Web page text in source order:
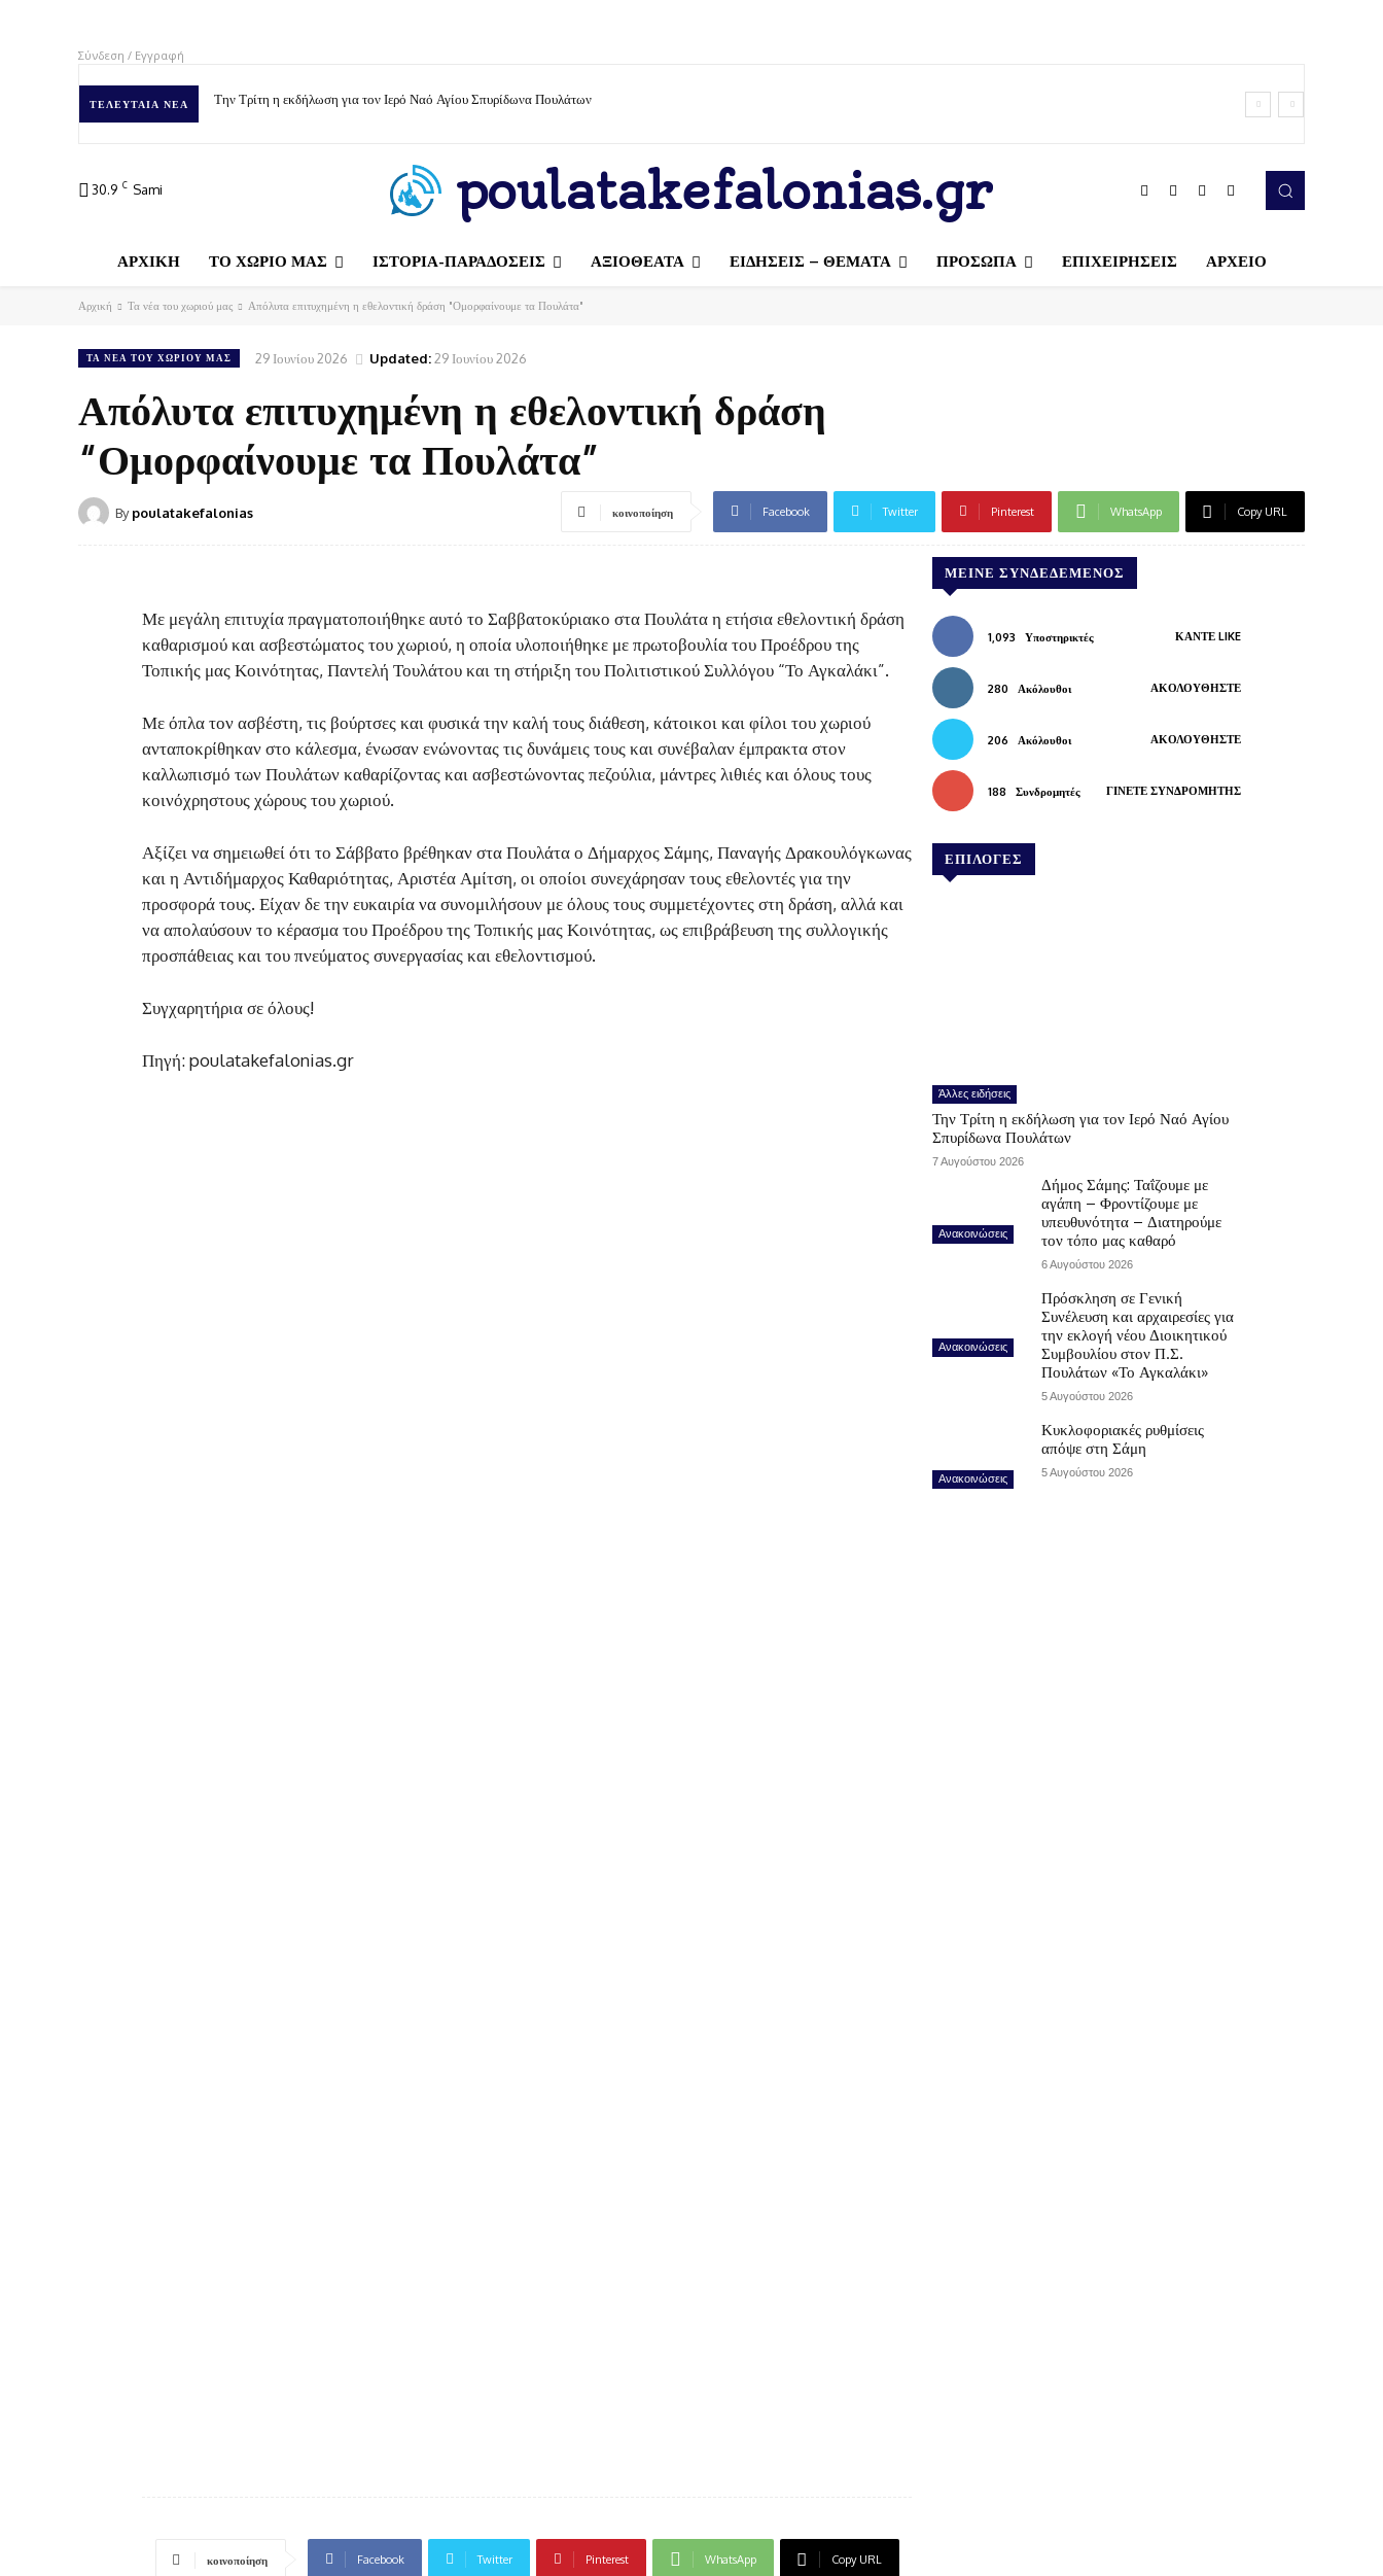
Σύνδεση / Εγγραφή
ΤΕΛΕΥΤΑΊΑ ΝΈΑ Την Τρίτη η εκδήλωση για τον Ιερό Ναό Αγίου Σπυρίδωνα Πουλάτων
30.9 C Sami poulatakefalonias.gr
ΑΡΧΙΚΗ ΤΟ ΧΩΡΙΟ ΜΑΣ ΙΣΤΟΡΙΑ-ΠΑΡΑΔΟΣΕΙΣ ΑΞΙΟΘΕΑΤΑ ΕΙΔΗΣΕΙΣ – ΘΕΜΑΤΑ ΠΡΟΣΩΠΑ ΕΠΙΧΕΙΡΗΣΕΙΣ ΑΡΧΕΙΟ
Αρχική Τα νέα του χωριού μας Απόλυτα επιτυχημένη η εθελοντική δράση "Ομορφαίνουμε τα Πουλάτα"
ΤΑ ΝΈΑ ΤΟΥ ΧΩΡΙΟΎ ΜΑΣ 29 Ιουνίου 2026 Updated:29 Ιουνίου 2026
Απόλυτα επιτυχημένη η εθελοντική δράση
“Ομορφαίνουμε τα Πουλάτα”
By poulatakefalonias κοινοποίηση Facebook Twitter Pinterest WhatsApp Copy URL
Με μεγάλη επιτυχία πραγματοποιήθηκε αυτό το Σαββατοκύριακο στα Πουλάτα η ετήσια εθελοντική δράση
καθαρισμού και ασβεστώματος του χωριού, η οποία υλοποιήθηκε με πρωτοβουλία του Προέδρου της
Τοπικής μας Κοινότητας, Παντελή Τουλάτου και τη στήριξη του Πολιτιστικού Συλλόγου “Το Αγκαλάκι”.
Με όπλα τον ασβέστη, τις βούρτσες και φυσικά την καλή τους διάθεση, κάτοικοι και φίλοι του χωριού
ανταποκρίθηκαν στο κάλεσμα, ένωσαν ενώνοντας τις δυνάμεις τους και συνέβαλαν έμπρακτα στον
καλλωπισμό των Πουλάτων καθαρίζοντας και ασβεστώνοντας πεζούλια, μάντρες λιθιές και όλους τους
κοινόχρηστους χώρους του χωριού.
Αξίζει να σημειωθεί ότι το Σάββατο βρέθηκαν στα Πουλάτα ο Δήμαρχος Σάμης, Παναγής Δρακουλόγκωνας
και η Αντιδήμαρχος Καθαριότητας, Αριστέα Αμίτση, οι οποίοι συνεχάρησαν τους εθελοντές για την
προσφορά τους. Είχαν δε την ευκαιρία να συνομιλήσουν με όλους τους συμμετέχοντες στη δράση, αλλά και
να απολαύσουν το κέρασμα του Προέδρου της Τοπικής μας Κοινότητας, ως επιβράβευση της συλλογικής
προσπάθειας και του πνεύματος συνεργασίας και εθελοντισμού.
Συγχαρητήρια σε όλους!
Πηγή: poulatakefalonias.gr
κοινοποίηση Facebook Twitter Pinterest WhatsApp Copy URL
ΜΕΊΝΕ ΣΥΝΔΕΔΕΜΈΝΟΣ
1,093 Υποστηρικτές ΚΆΝΤΕ LIKE
280 Ακόλουθοι ΑΚΟΛΟΥΘΉΣΤΕ
206 Ακόλουθοι ΑΚΟΛΟΥΘΉΣΤΕ
188 Συνδρομητές ΓΊΝΕΤΕ ΣΥΝΔΡΟΜΗΤΉΣ
ΕΠΙΛΟΓΕΣ
Άλλες ειδήσεις
Την Τρίτη η εκδήλωση για τον Ιερό Ναό Αγίου
Σπυρίδωνα Πουλάτων
7 Αυγούστου 2026
Ανακοινώσεις
Δήμος Σάμης: Ταΐζουμε με
αγάπη – Φροντίζουμε με
υπευθυνότητα – Διατηρούμε
τον τόπο μας καθαρό
6 Αυγούστου 2026
Ανακοινώσεις
Πρόσκληση σε Γενική
Συνέλευση και αρχαιρεσίες για
την εκλογή νέου Διοικητικού
Συμβουλίου στον Π.Σ.
Πουλάτων «Το Αγκαλάκι»
5 Αυγούστου 2026
Ανακοινώσεις
Κυκλοφοριακές ρυθμίσεις
απόψε στη Σάμη
5 Αυγούστου 2026